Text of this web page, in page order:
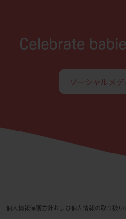
ソーシャルメ
個人情報保護方針および個人情報の取り扱い